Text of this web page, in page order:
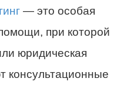
— это особая
при которой
юридическая
консультационные